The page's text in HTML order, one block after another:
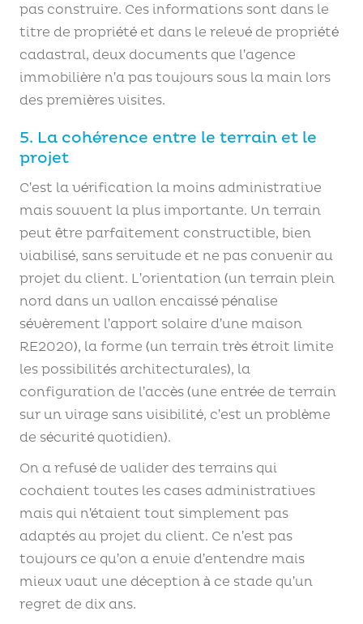
pas construire. Ces informations sont dans le
titre de propriété et dans le relevé de propriété
cadastral, deux documents que l’agence
immobilière n’a pas toujours sous la main lors
des premières visites.
5. La cohérence entre le terrain et le
projet
C’est la vérification la moins administrative
mais souvent la plus importante. Un terrain
peut être parfaitement constructible, bien
viabilisé, sans servitude et ne pas convenir au
projet du client. L’orientation (un terrain plein
nord dans un vallon encaissé pénalise
sévèrement l’apport solaire d’une maison
RE2020), la forme (un terrain très étroit limite
les possibilités architecturales), la
configuration de l’accès (une entrée de terrain
sur un virage sans visibilité, c’est un problème
de sécurité quotidien).
On a refusé de valider des terrains qui
cochaient toutes les cases administratives
mais qui n’étaient tout simplement pas
adaptés au projet du client. Ce n’est pas
toujours ce qu’on a envie d’entendre mais
mieux vaut une déception à ce stade qu’un
regret de dix ans.